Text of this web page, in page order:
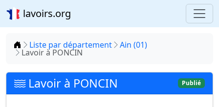
lavoirs.org
Accueil
Liste par département Ain (01)
Lavoir à PONCIN
Lavoir à PONCIN Publié